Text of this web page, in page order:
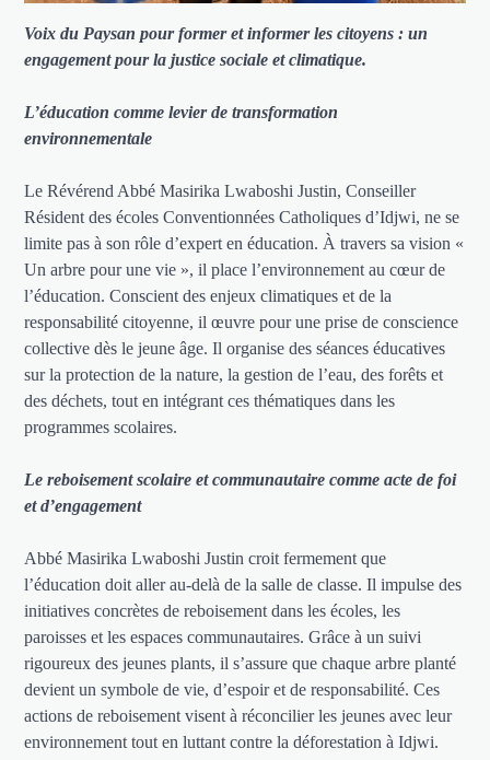
Voix du Paysan pour former et informer les citoyens : un
engagement pour la justice sociale et climatique.
L’éducation comme levier de transformation
environnementale
Le Révérend Abbé Masirika Lwaboshi Justin, Conseiller
Résident des écoles Conventionnées Catholiques d’Idjwi, ne se
limite pas à son rôle d’expert en éducation. À travers sa vision «
Un arbre pour une vie », il place l’environnement au cœur de
l’éducation. Conscient des enjeux climatiques et de la
responsabilité citoyenne, il œuvre pour une prise de conscience
collective dès le jeune âge. Il organise des séances éducatives
sur la protection de la nature, la gestion de l’eau, des forêts et
des déchets, tout en intégrant ces thématiques dans les
programmes scolaires.
Le reboisement scolaire et communautaire comme acte de foi
et d’engagement
Abbé Masirika Lwaboshi Justin croit fermement que
l’éducation doit aller au-delà de la salle de classe. Il impulse des
initiatives concrètes de reboisement dans les écoles, les
paroisses et les espaces communautaires. Grâce à un suivi
rigoureux des jeunes plants, il s’assure que chaque arbre planté
devient un symbole de vie, d’espoir et de responsabilité. Ces
actions de reboisement visent à réconcilier les jeunes avec leur
environnement tout en luttant contre la déforestation à Idjwi.